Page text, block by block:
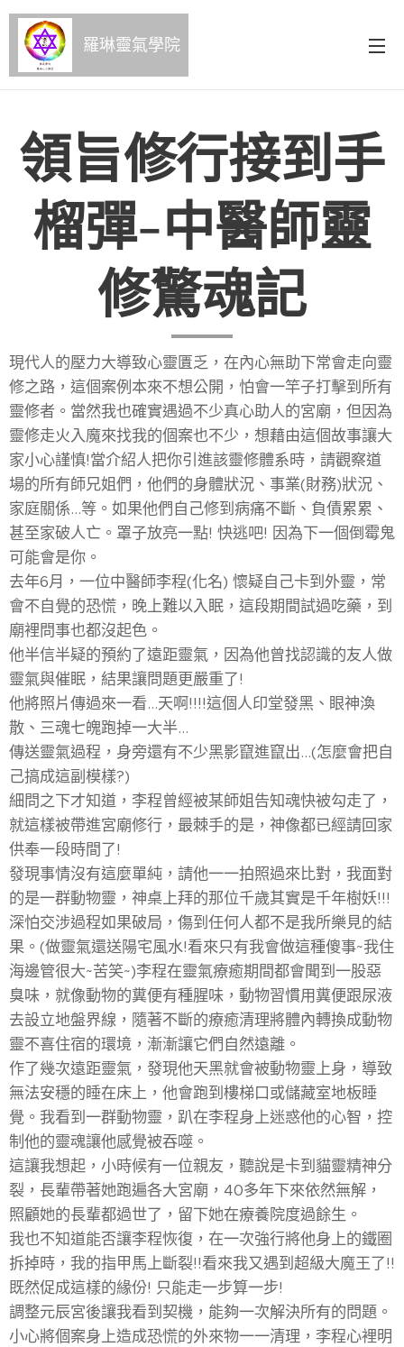
羅琳靈氣學院
領旨修行接到手
榴彈-中醫師靈
修驚魂記
現代人的壓力大導致心靈匱乏，在內心無助下常會走向靈
修之路，這個案例本來不想公開，怕會一竿子打擊到所有
靈修者。當然我也確實遇過不少真心助人的宮廟，但因為
靈修走火入魔來找我的個案也不少，想藉由這個故事讓大
家小心謹慎!當介紹人把你引進該靈修體系時，請觀察道
場的所有師兄姐們，他們的身體狀況、事業(財務)狀況、
家庭關係...等。如果他們自己修到病痛不斷、負債累累、
甚至家破人亡。罩子放亮一點! 快逃吧! 因為下一個倒霉鬼
可能會是你。
去年6月，一位中醫師李程(化名) 懷疑自己卡到外靈，常
會不自覺的恐慌，晚上難以入眠，這段期間試過吃藥，到
廟裡問事也都沒起色。
他半信半疑的預約了遠距靈氣，因為他曾找認識的友人做
靈氣與催眠，結果讓問題更嚴重了!
他將照片傳過來一看...天啊!!!!這個人印堂發黑、眼神渙
散、三魂七魄跑掉一大半...
傳送靈氣過程，身旁還有不少黑影竄進竄出...(怎麼會把自
己搞成這副模樣?)
細問之下才知道，李程曾經被某師姐告知魂快被勾走了，
就這樣被帶進宮廟修行，最棘手的是，神像都已經請回家
供奉一段時間了!
發現事情沒有這麼單純，請他一一拍照過來比對，我面對
的是一群動物靈，神桌上拜的那位千歲其實是千年樹妖!!!
深怕交涉過程如果破局，傷到任何人都不是我所樂見的結
果。(做靈氣還送陽宅風水!看來只有我會做這種傻事~我住
海邊管很大~苦笑~)李程在靈氣療癒期間都會聞到一股惡
臭味，就像動物的糞便有種腥味，動物習慣用糞便跟尿液
去設立地盤界線，隨著不斷的療癒清理將體內轉換成動物
靈不喜住宿的環境，漸漸讓它們自然遠離。
作了幾次遠距靈氣，發現他天黑就會被動物靈上身，導致
無法安穩的睡在床上，他會跑到樓梯口或儲藏室地板睡
覺。我看到一群動物靈，趴在李程身上迷惑他的心智，控
制他的靈魂讓他感覺被吞噬。
這讓我想起，小時候有一位親友，聽說是卡到貓靈精神分
裂，長輩帶著她跑遍各大宮廟，40多年下來依然無解，
照顧她的長輩都過世了，留下她在療養院度過餘生。
我也不知道能否讓李程恢復，在一次強行將他身上的鐵圈
拆掉時，我的指甲馬上斷裂!!看來我又遇到超級大魔王了!!
既然促成這樣的緣份! 只能走一步算一步!
調整元辰宮後讓我看到契機，能夠一次解決所有的問題。
小心將個案身上造成恐慌的外來物一一清理，李程心裡明